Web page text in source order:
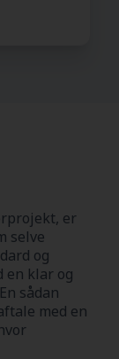
er
selve
og
en klar og
sådan
med en